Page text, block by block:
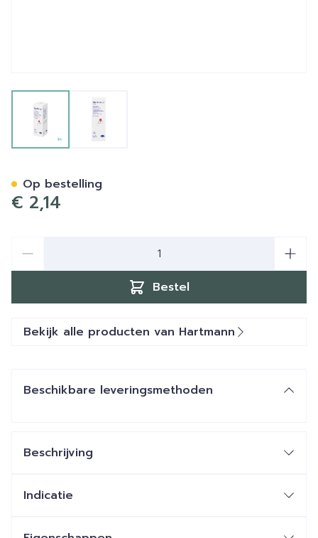
View larger imageView larger image
€ 2,14
Bestel
Op bestelling
Bekijk alle producten van Hartmann
Beschikbare leveringsmethoden
Beschrijving
Indicatie